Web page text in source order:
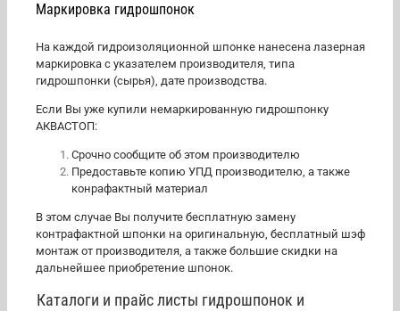
Маркировка гидрошпонок
На каждой гидроизоляционной шпонке нанесена лазерная
маркировка с указателем производителя, типа
гидрошпонки (сырья), дате производства.
Если Вы уже купили немаркированную гидрошпонку
АКВАСТОП:
Срочно сообщите об этом производителю
Предоставьте копию УПД производителю, а также
конрафактный материал
В этом случае Вы получите бесплатную замену
контрафактной шпонки на оригинальную, бесплатный шэф
монтаж от производителя, а также большие скидки на
дальнейшее приобретение шпонок.
Каталоги и прайс листы гидрошпонок и